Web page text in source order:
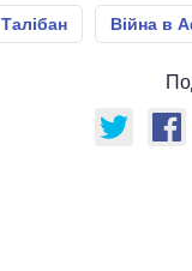
Талібан Війна в